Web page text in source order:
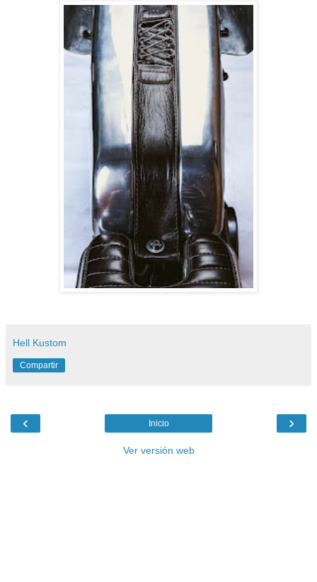
Hell Kustom
Compartir
‹ ›
Inicio
Ver versión web